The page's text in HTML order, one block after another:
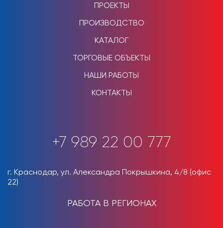
ПРОЕКТЫ
ПРОИЗВОДСТВО
КАТАЛОГ
ТОРГОВЫЕ ОБЪЕКТЫ
НАШИ РАБОТЫ
КОНТАКТЫ
+7 989 22 00 777
г. Краснодар, ул. Александра Покрышкина, 4/8 (офис
22)
РАБОТА В РЕГИОНАХ